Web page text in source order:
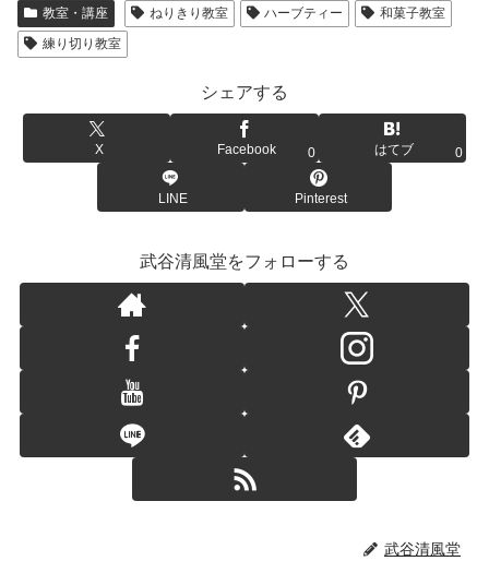
教室・講座 ねりきり教室 ハーブティー
和菓子教室
練り切り教室
シェアする
X Facebook 0 はてブ 0
LINE Pinterest
武谷清風堂をフォローする
武谷清風堂